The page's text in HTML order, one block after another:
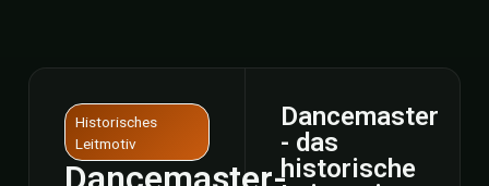
Historisches
Leitmotiv
Dancemaster
- das
historische